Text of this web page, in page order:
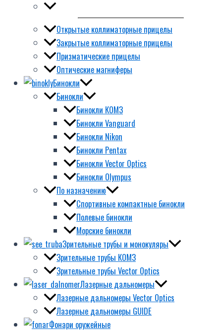
Открытые коллиматорные прицелы
Закрытые коллиматорные прицелы
Призматические прицелы
Оптические магниферы
Бинокли
Бинокли
Бинокли КОМЗ
Бинокли Vanguard
Бинокли Nikon
Бинокли Pentax
Бинокли Vector Optics
Бинокли Olympus
По назначению
Спортивные компактные бинокли
Полевые бинокли
Морские бинокли
Зрительные трубы и монокуляры
Зрительные трубы КОМЗ
Зрительные трубы Vector Optics
Лазерные дальномеры
Лазерные дальномеры Vector Optics
Лазерные дальномеры GUIDE
Фонари оружейные